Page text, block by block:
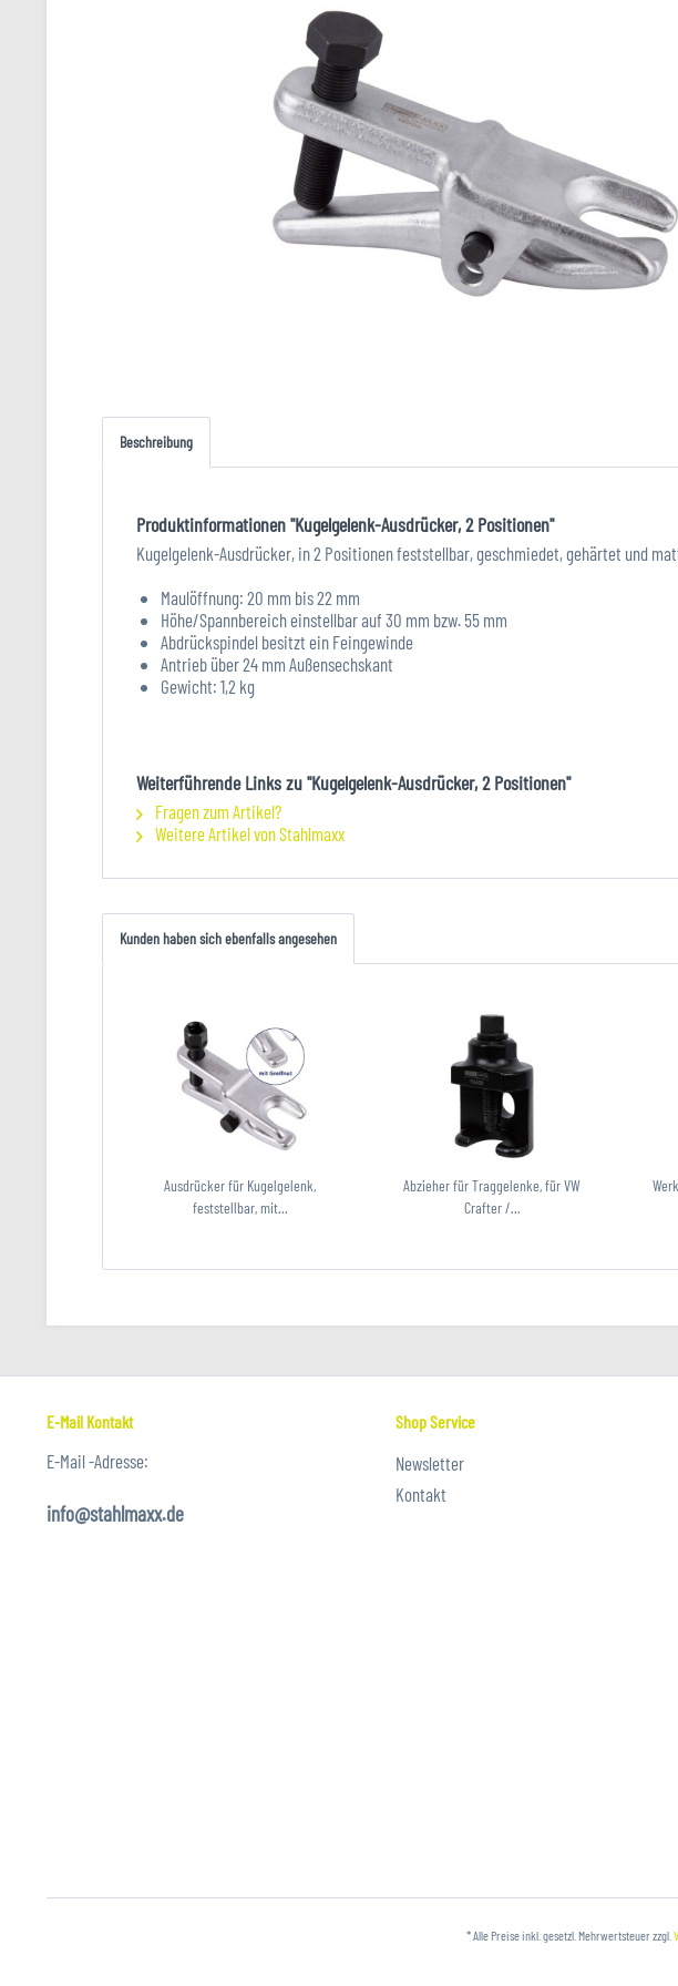
Beschreibung
Produktinformationen "Kugelgelenk-Ausdrücker, 2 Positionen"
Kugelgelenk-Ausdrücker, in 2 Positionen feststellbar, geschmiedet, gehärtet und
Maulöffnung: 20 mm bis 22 mm
Höhe/Spannbereich einstellbar auf 30 mm bzw. 55 mm
Abdrückspindel besitzt ein Feingewinde
Antrieb über 24 mm Außensechskant
Gewicht: 1,2 kg
Weiterführende Links zu "Kugelgelenk-Ausdrücker, 2 Positionen"
Fragen zum Artikel?
Weitere Artikel von Stahlmaxx
Kunden haben sich ebenfalls angesehen
Ausdrücker für Kugelgelenk,
feststellbar, mit...
Abzieher für Traggelenke, für VW
Crafter /...
E-Mail Kontakt
E-Mail -Adresse:
info@stahlmaxx.de
Shop Service
Newsletter
Kontakt
* Alle Preise inkl. gesetzl. Mehrwertsteuer zzgl.